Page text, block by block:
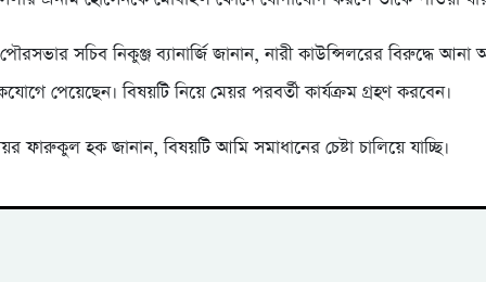
পৌরসভার সচিব নিকুঞ্জ ব্যানার্জি জানান, নারী কাউন্সিলরের বিরুদ্ধে
পেয়েছেন। বিষয়টি নিয়ে মেয়র পরবর্তী কার্যক্রম গ্রহণ করবেন।
ফারুকুল হক জানান, বিষয়টি আমি সমাধানের চেষ্টা চালিয়ে যাচ্ছি।